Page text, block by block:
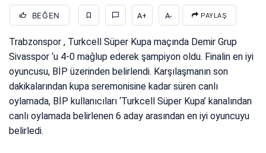
BEĞEN A+ A- PAYLAŞ
Trabzonspor , Turkcell Süper Kupa maçında Demir Grup
Sivasspor ‘u 4-0 mağlup ederek şampiyon oldu. Finalin en iyi
oyuncusu, BİP üzerinden belirlendi. Karşılaşmanın son
dakikalarından kupa seremonisine kadar süren canlı
oylamada, BİP kullanıcıları ‘Turkcell Süper Kupa’ kanalından
canlı oylamada belirlenen 6 aday arasından en iyi oyuncuyu
belirledi.